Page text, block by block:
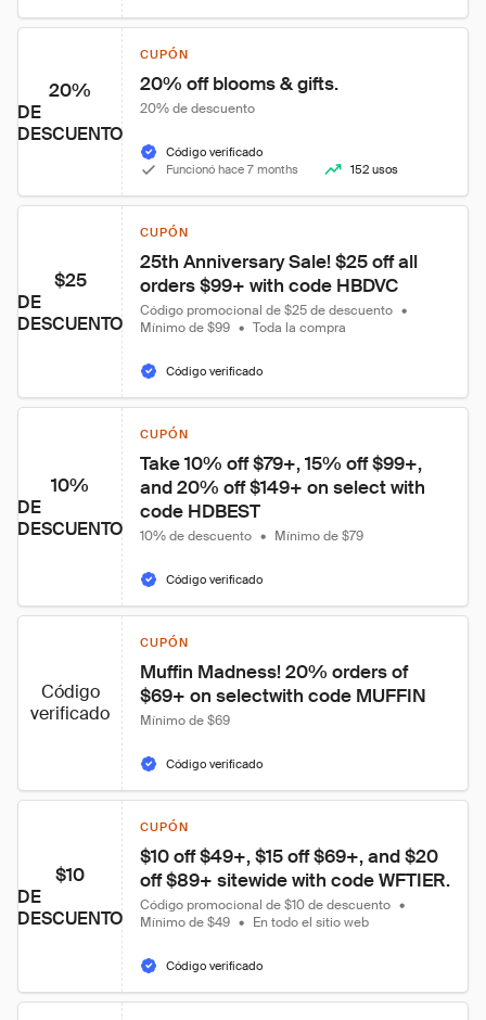
20%
DE
DESCUENTO
CUPÓN
20% off blooms & gifts.
20% de descuento
Código verificado
Funcionó hace 7 months
152 usos
$25
DE
DESCUENTO
CUPÓN
25th Anniversary Sale! $25 off all
orders $99+ with code HBDVC
Código promocional de $25 de descuento •
Mínimo de $99 • Toda la compra
Código verificado
10%
DE
DESCUENTO
CUPÓN
Take 10% off $79+, 15% off $99+,
and 20% off $149+ on select with
code HDBEST
10% de descuento • Mínimo de $79
Código verificado
Código
verificado
CUPÓN
Muffin Madness! 20% orders of
$69+ on selectwith code MUFFIN
Mínimo de $69
Código verificado
$10
DE
DESCUENTO
CUPÓN
$10 off $49+, $15 off $69+, and $20
off $89+ sitewide with code WFTIER.
Código promocional de $10 de descuento •
Mínimo de $49 • En todo el sitio web
Código verificado